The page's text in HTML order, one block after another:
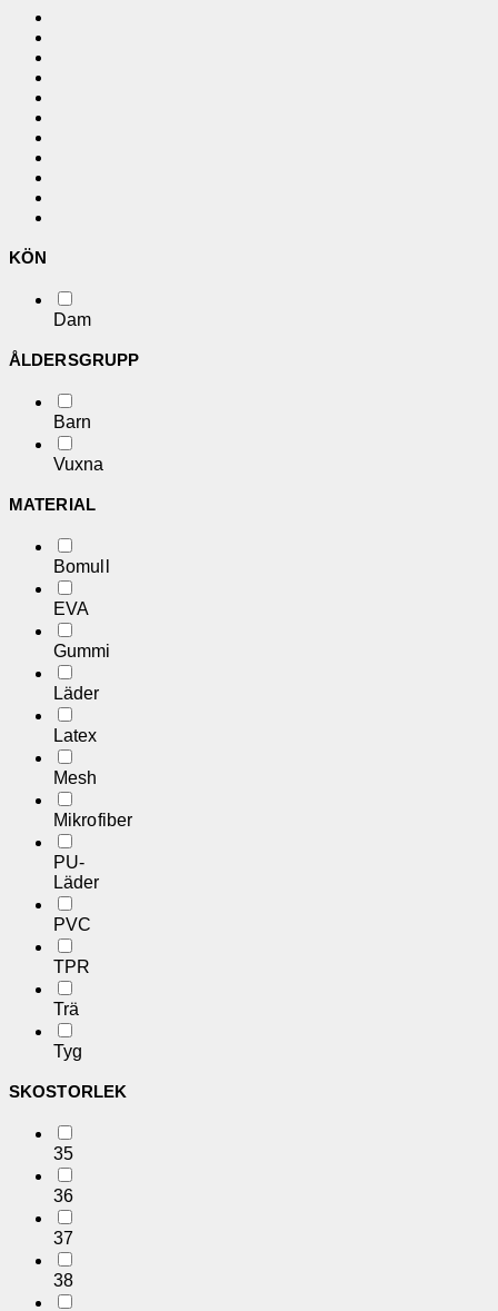
KÖN
Dam
ÅLDERSGRUPP
Barn
Vuxna
MATERIAL
Bomull
EVA
Gummi
Läder
Latex
Mesh
Mikrofiber
PU-
Läder
PVC
TPR
Trä
Tyg
SKOSTORLEK
35
36
37
38